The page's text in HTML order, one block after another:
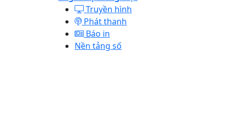
Truyền hình
Phát thanh
Báo in
Nền tảng số